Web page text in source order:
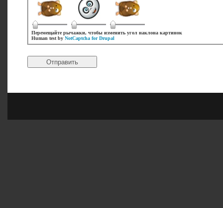
Перемещайте рычажки, чтобы изменить угол наклона картинок
Human test by NotCaptcha for Drupal